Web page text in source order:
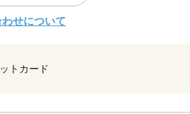
せについて
トカード